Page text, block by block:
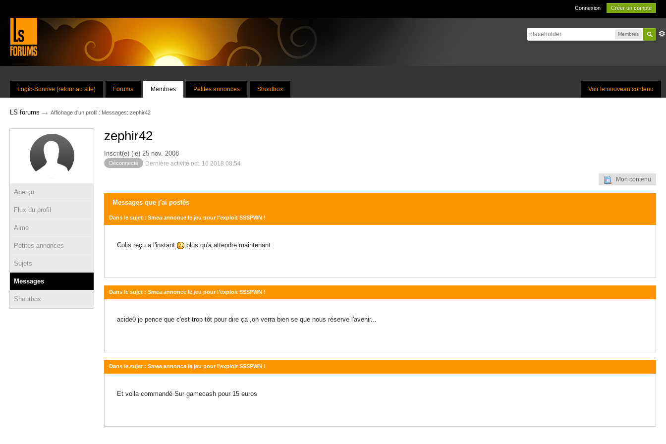
Connexion Créer un compte
Membres
Voir le nouveau contenu
Logic-Sunrise (retour au site) Forums Membres Petites annonces Shoutbox
LS forums → Affichage d'un profil : Messages: zephir42
Aperçu
Flux du profil
Aime
Petites annonces
Sujets
Messages
Shoutbox
zephir42
Inscrit(e) (le) 25 nov. 2008
Déconnecté Dernière activité oct. 16 2018 08:54
Mon contenu
Messages que j'ai postés
Dans le sujet : Smea annonce le jeu pour l'exploit SSSPWN !
Colis reçu a l'instant plus qu'a attendre maintenant
Dans le sujet : Smea annonce le jeu pour l'exploit SSSPWN !
acide0 je pence que c'est trop tôt pour dire ça ,on verra bien se que nous réserve l'avenir...
Dans le sujet : Smea annonce le jeu pour l'exploit SSSPWN !
Et voila commandé Sur gamecash pour 15 euros